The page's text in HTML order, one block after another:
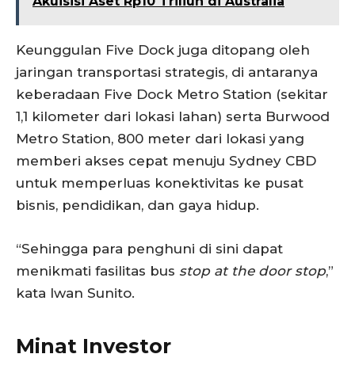
Keunggulan Five Dock juga ditopang oleh
jaringan transportasi strategis, di antaranya
keberadaan Five Dock Metro Station (sekitar
1,1 kilometer dari lokasi lahan) serta Burwood
Metro Station, 800 meter dari lokasi yang
memberi akses cepat menuju Sydney CBD
untuk memperluas konektivitas ke pusat
bisnis, pendidikan, dan gaya hidup.
“Sehingga para penghuni di sini dapat
menikmati fasilitas bus stop at the door stop,”
kata Iwan Sunito.
Minat Investor